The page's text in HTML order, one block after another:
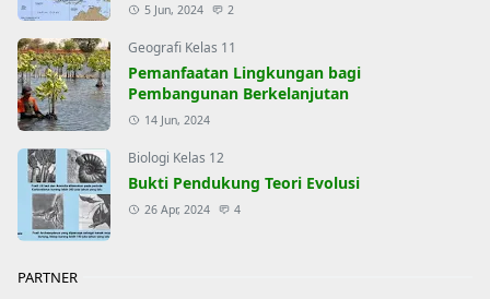
5 Jun, 2024 2
Geografi Kelas 11
Pemanfaatan Lingkungan bagi
Pembangunan Berkelanjutan
14 Jun, 2024
Biologi Kelas 12
Bukti Pendukung Teori Evolusi
26 Apr, 2024 4
PARTNER